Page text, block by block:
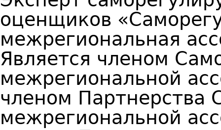
оценщиков
межрегиональная
Является членом
межрегиональной
членом Партнерства
межрегиональной